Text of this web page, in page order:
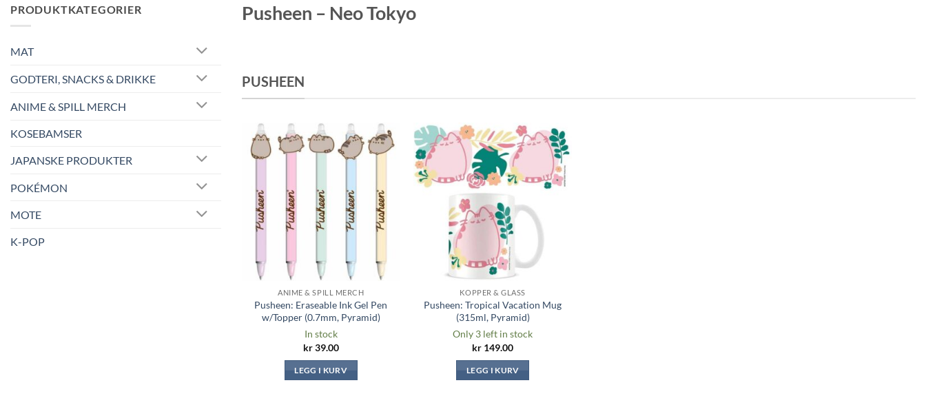
PRODUKTKATEGORIER
MAT
GODTERI, SNACKS & DRIKKE
ANIME & SPILL MERCH
KOSEBAMSER
JAPANSKE PRODUKTER
POKÉMON
MOTE
K-POP
Pusheen – Neo Tokyo
PUSHEEN
ANIME & SPILL MERCH
Pusheen: Eraseable Ink Gel Pen
w/Topper (0.7mm, Pyramid)
In stock
kr39.00
LEGG I KURV
Legg til i
ønskeliste
KOPPER & GLASS
Pusheen: Tropical Vacation Mug
(315ml, Pyramid)
Only 3 left in stock
kr 149.00
LEGG I KURV